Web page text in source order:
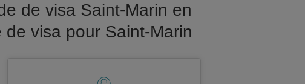
de visa Saint-Marin en
visa pour Saint-Marin